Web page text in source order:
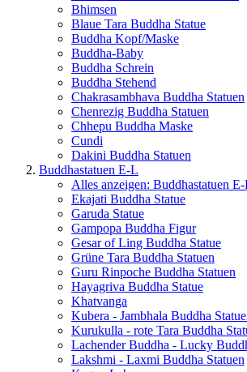
Bhimsen
Blaue Tara Buddha Statue
Buddha Kopf/Maske
Buddha-Baby
Buddha Schrein
Buddha Stehend
Chakrasambhava Buddha Statuen
Chenrezig Buddha Statuen
Chhepu Buddha Maske
Cundi
Dakini Buddha Statuen
Buddhastatuen E-L
Alles anzeigen: Buddhastatuen
Ekajati Buddha Statue
Garuda Statue
Gampopa Buddha Figur
Gesar of Ling Buddha Statue
Grüne Tara Buddha Statuen
Guru Rinpoche Buddha Statuen
Hayagriva Buddha Statue
Khatvanga
Kubera - Jambhala Buddha
Kurukulla - rote Tara Buddha
Lachender Buddha - Lucky
Lakshmi - Laxmi Buddha Statuen